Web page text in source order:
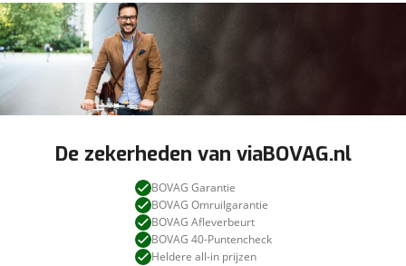
De zekerheden van viaBOVAG.nl
BOVAG Garantie
BOVAG Omruilgarantie
BOVAG Afleverbeurt
BOVAG 40-Puntencheck
Heldere all-in prijzen